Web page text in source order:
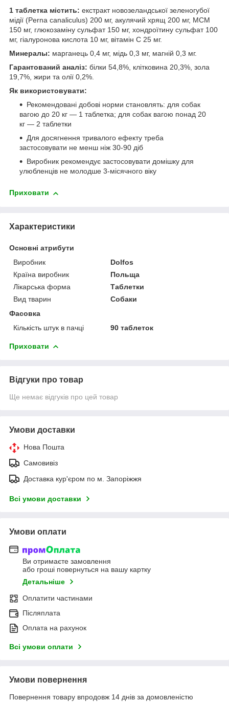
1 таблетка містить: екстракт новозеландської зеленогубої
мідії (Perna canaliculus) 200 мг, акулячий хрящ 200 мг, МСМ
150 мг, глюкозаміну сульфат 150 мг, хондроїтину сульфат 100
мг, гіалуронова кислота 10 мг, вітамін С 25 мг.
Минералы: марганець 0,4 мг, мідь 0,3 мг, магній 0,3 мг.
Гарантований аналіз: білки 54,8%, клітковина 20,3%, зола
19,7%, жири та олії 0,2%.
Як використовувати:
Рекомендовані добові норми становлять: для собак
вагою до 20 кг — 1 таблетка; для собак вагою понад 20
кг — 2 таблетки
Для досягнення тривалого ефекту треба
застосовувати не менш ніж 30-90 діб
Виробник рекомендує застосовувати домішку для
улюбленців не молодше 3-місячного віку
Приховати
Характеристики
Основні атрибути
Виробник
Dolfos
Країна виробник
Польща
Лікарська форма
Таблетки
Вид тварин
Собаки
Фасовка
Кількість штук в пачці
90 таблеток
Приховати
Відгуки про товар
Ще немає відгуків про цей товар
Умови доставки
Нова Пошта
Самовивіз
Доставка кур'єром по м. Запоріжжя
Всі умови доставки
Умови оплати
Ви отримаєте замовлення
або гроші повернуться на вашу картку
Детальніше
Оплатити частинами
Післяплата
Оплата на рахунок
Всі умови оплати
Умови повернення
Повернення товару впродовж 14 днів за домовленістю